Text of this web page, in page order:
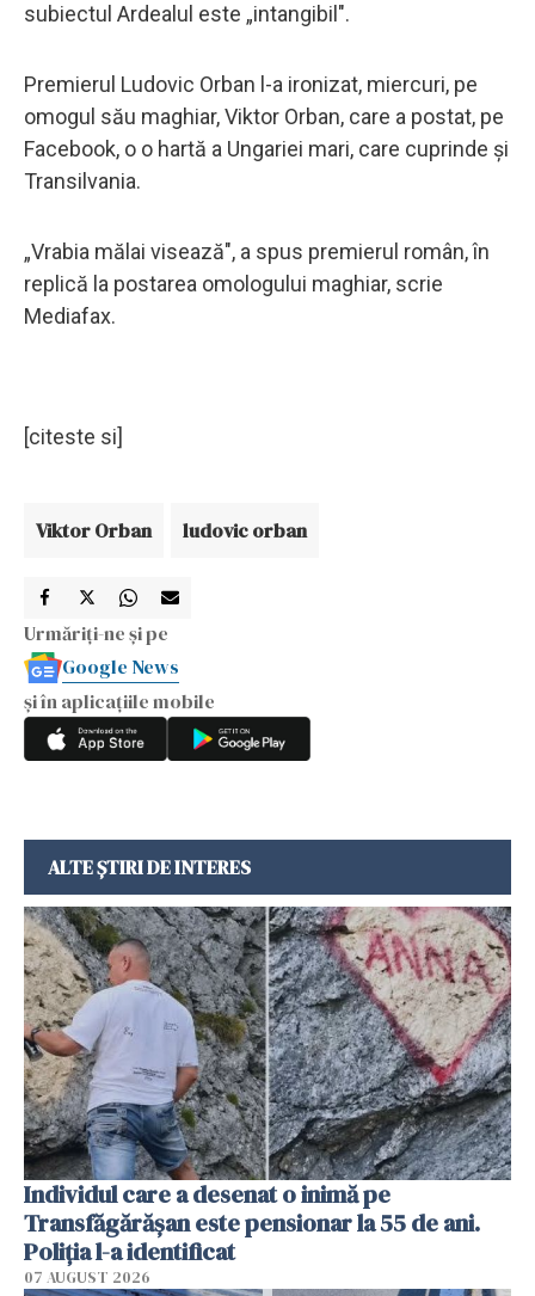
subiectul Ardealul este „intangibil".
Premierul Ludovic Orban l-a ironizat, miercuri, pe
omogul său maghiar, Viktor Orban, care a postat, pe
Facebook, o o hartă a Ungariei mari, care cuprinde și
Transilvania.
„Vrabia mălai visează", a spus premierul român, în
replică la postarea omologului maghiar, scrie
Mediafax.
[citeste si]
Viktor Orban ludovic orban
Urmăriți-ne și pe
Google News
și în aplicațiile mobile
ALTE ȘTIRI DE INTERES
Individul care a desenat o inimă pe
Transfăgărășan este pensionar la 55 de ani.
Poliția l-a identificat
07 AUGUST 2026